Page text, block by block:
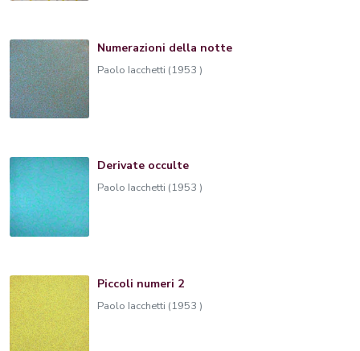
Numerazioni della notte
Paolo Iacchetti (1953 )
Derivate occulte
Paolo Iacchetti (1953 )
Piccoli numeri 2
Paolo Iacchetti (1953 )